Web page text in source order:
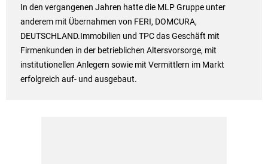
In den vergangenen Jahren hatte die MLP Gruppe unter
anderem mit Übernahmen von FERI, DOMCURA,
DEUTSCHLAND.Immobilien und TPC das Geschäft mit
Firmenkunden in der betrieblichen Altersvorsorge, mit
institutionellen Anlegern sowie mit Vermittlern im Markt
erfolgreich auf- und ausgebaut.